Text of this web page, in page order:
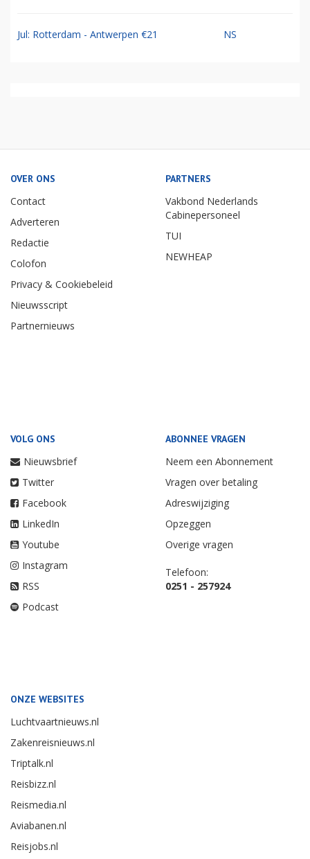
Jul: Rotterdam - Antwerpen €21 NS
OVER ONS
Contact
Adverteren
Redactie
Colofon
Privacy & Cookiebeleid
Nieuwsscript
Partnernieuws
PARTNERS
Vakbond Nederlands
Cabinepersoneel
TUI
NEWHEAP
VOLG ONS
Nieuwsbrief
Twitter
Facebook
LinkedIn
Youtube
Instagram
RSS
Podcast
ABONNEE VRAGEN
Neem een Abonnement
Vragen over betaling
Adreswijziging
Opzeggen
Overige vragen
Telefoon:
0251 - 257924
ONZE WEBSITES
Luchtvaartnieuws.nl
Zakenreisnieuws.nl
Triptalk.nl
Reisbizz.nl
Reismedia.nl
Aviabanen.nl
Reisjobs.nl